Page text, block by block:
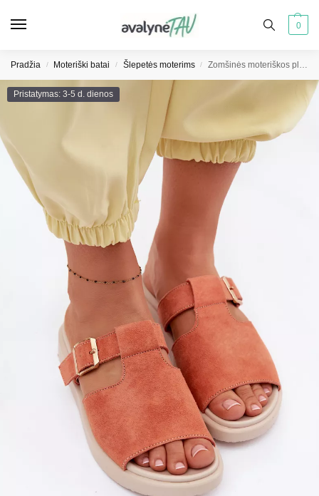
0
Pradžia / Moteriški batai / Šlepetės moterims / Zomšinės moteriškos platforminės šlepetės su auksine sagtimi oranžinės spalvos Zemela
Pristatymas: 3-5 d. dienos